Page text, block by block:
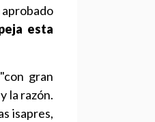
esta
gran
la razón.
isapres,